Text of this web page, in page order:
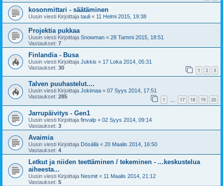
kosonmittari - säätäminen
Uusin viesti Kirjoittaja tauli « 11 Helmi 2015, 19:38
Projektia pukkaa
Uusin viesti Kirjoittaja Snowman « 28 Tammi 2015, 18:51
Vastaukset: 7
Finlandia - Busa
Uusin viesti Kirjoittaja Jukkis « 17 Loka 2014, 05:31
Vastaukset: 30 1 2 3
Talven puuhastelut....
Uusin viesti Kirjoittaja Jokimaa « 07 Syys 2014, 17:51
Vastaukset: 285 1 17 18 19 20
Jarrupäivitys - Gen1
Uusin viesti Kirjoittaja finvalp « 02 Syys 2014, 09:14
Vastaukset: 3
Avaimia
Uusin viesti Kirjoittaja Dösällä « 20 Maalis 2014, 16:50
Vastaukset: 4
Letkut ja niiden teettäminen / tekeminen - ...keskustelua
aiheesta...
Uusin viesti Kirjoittaja Nesmit « 11 Maalis 2014, 21:12
Vastaukset: 5